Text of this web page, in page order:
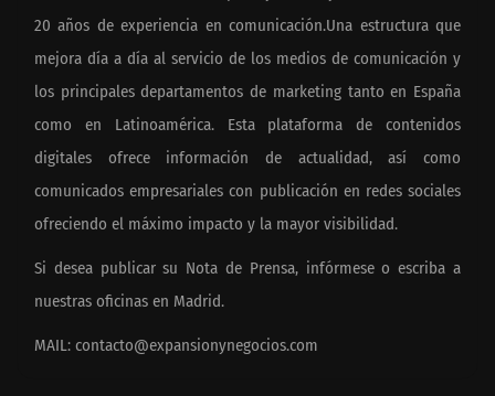
20 años de experiencia en comunicación.Una estructura que
mejora día a día al servicio de los medios de comunicación y
los principales departamentos de marketing tanto en España
como en Latinoamérica. Esta plataforma de contenidos
digitales ofrece información de actualidad, así como
comunicados empresariales con publicación en redes sociales
ofreciendo el máximo impacto y la mayor visibilidad.
Si desea publicar su Nota de Prensa, infórmese o escriba a
nuestras oficinas en Madrid.
MAIL: contacto@expansionynegocios.com